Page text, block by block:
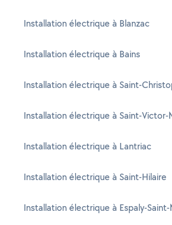
Installation électrique à Blanzac
Installation électrique à Bains
Installation électrique à Saint-
Installation électrique à Saint-Victor-
Installation électrique à Lantriac
Installation électrique à Saint-Hilaire
Installation électrique à Espaly-